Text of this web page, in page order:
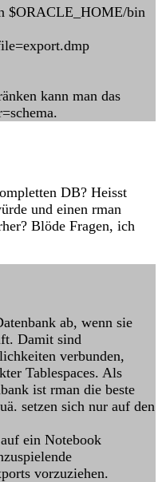
$ORACLE_HOME/bin
kann man das
DB? Heisst
und einen rman
Blöde Fragen, ich
ab, wenn sie
Damit sind
verbunden,
Tablespaces. Als
ist rman die beste
setzen sich nur auf den
ein Notebook
vorzuziehen.